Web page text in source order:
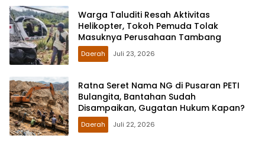
Warga Taluditi Resah Aktivitas
Helikopter, Tokoh Pemuda Tolak
Masuknya Perusahaan Tambang
Daerah Juli 23, 2026
Ratna Seret Nama NG di Pusaran PETI
Bulangita, Bantahan Sudah
Disampaikan, Gugatan Hukum Kapan?
Daerah Juli 22, 2026